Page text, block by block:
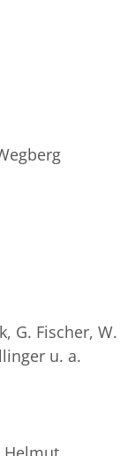
G. Fischer, W.
u. a.